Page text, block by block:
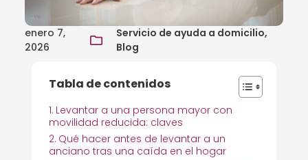
Servicio de ayuda a domicilio,
Blog
enero 7,
2026
Tabla de contenidos
Levantar a una persona mayor con
movilidad reducida: claves
Qué hacer antes de levantar a un
anciano tras una caída en el hogar